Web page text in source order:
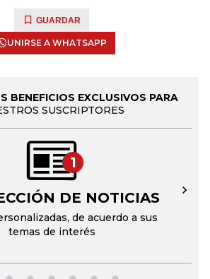
GUARDAR
UNIRSE A WHATSAPP
BENEFICIOS EXCLUSIVOS PARA
SUSCRIPTORES
1
DE NOTICIAS
de acuerdo a sus
temas de interés
→